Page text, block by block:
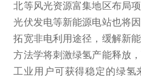
北等风光资源富集地区布局
光伏发电等新能源电站也将
拓宽非电利用途径，缓解新
方法学将刺激绿氢产能释放
工业用户可获得稳定的绿氢